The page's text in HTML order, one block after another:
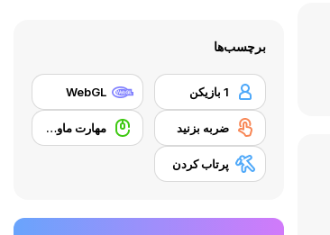
برچسب‌ها
1 بازیکن WebGL
ضربه بزنید مهارت ماوس
پرتاب کردن